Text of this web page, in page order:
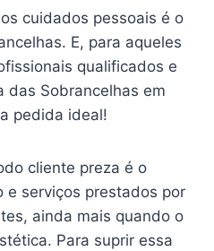
cuidados pessoais é o
E, para aqueles
qualificados e
das Sobrancelhas em
pedida ideal!
cliente preza é o
e serviços prestados por
ainda mais quando o
Para suprir essa